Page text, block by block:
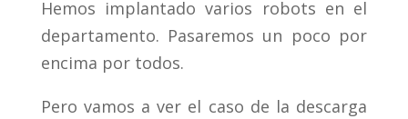
Hemos implantado varios robots en el
departamento. Pasaremos un poco por
encima por todos.
Pero vamos a ver el caso de la descarga